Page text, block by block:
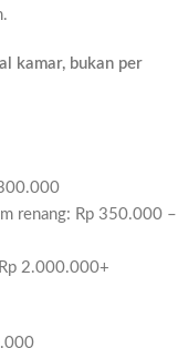
kamar, bukan per
renang: Rp 350.000 –
2.000.000+